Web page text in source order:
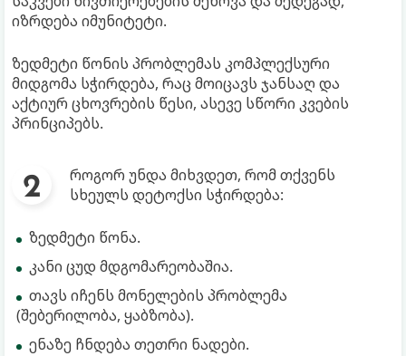
იზრდება იმუნიტეტი.
ზედმეტი წონის პრობლემას კომპლექსური
მიდგომა სჭირდება, რაც მოიცავს ჯანსაღ და
აქტიურ ცხოვრების წესი, ასევე სწორი კვების
პრინციპებს.
როგორ უნდა მიხვდეთ, რომ თქვენს
სხეულს დეტოქსი სჭირდება:
ზედმეტი წონა.
კანი ცუდ მდგომარეობაშია.
თავს იჩენს მონელების პრობლემა
(შებერილობა, ყაბზობა).
ენაზე ჩნდება თეთრი ნადები.